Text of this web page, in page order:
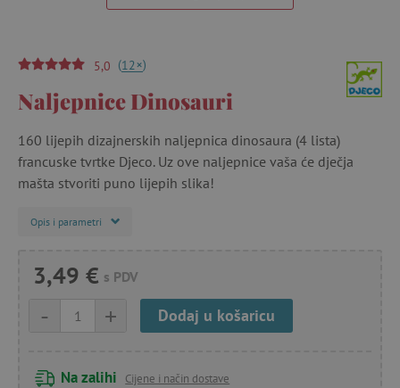
5,0 (12+)
Naljepnice Dinosauri
160 lijepih dizajnerskih naljepnica dinosaura (4 lista)
francuske tvrtke Djeco. Uz ove naljepnice vaša će dječja
mašta stvoriti puno lijepih slika!
Opis i parametri
3,49 € s PDV
+
- Dodaj u košaricu
Na zalihi Cijene i način dostave